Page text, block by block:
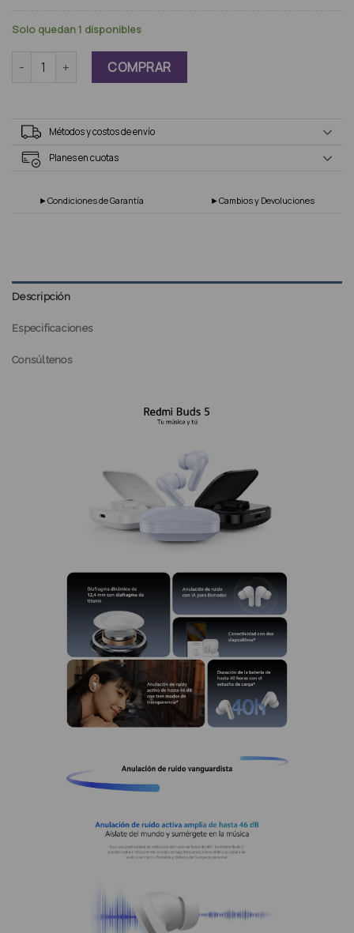
Solo quedan 1 disponibles
Xiaomi Redmi Buds 5 cantidad
COMPRAR
Métodos y costos de envío
Planes en cuotas
►Condiciones de Garantía ►Cambios y Devoluciones
Descripción
Especificaciones
Consúltenos